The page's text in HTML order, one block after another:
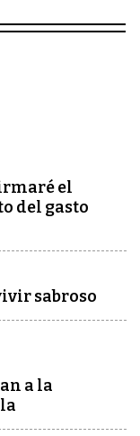
el
del gasto
sabroso
a la